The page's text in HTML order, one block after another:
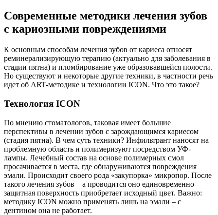
Современные методики лечения зубов
с кариозными повреждениями
К основным способам лечения зубов от кариеса относят
реминерализирующую терапию (актуально для заболевания в
стадии пятна) и пломбирование уже образовавшейся полости.
Но существуют и некоторые другие техники, в частности речь
идет об ART-методике и технологии ICON. Что это такое?
Технология ICON
По мнению стоматологов, таковая имеет большие
перспективы в лечении зубов с зарождающимся кариесом
(стадия пятна). В чем суть техники? Инфильтрант наносят на
проблемную область и полимеризуют посредством УФ-
лампы. Лечебный состав на основе полимерных смол
просачивается в места, где обнаруживаются повреждения
эмали. Происходит своего рода «закупорка» микропор. После
такого лечения зубов – а проводится оно единовременно –
защитная поверхность приобретает исходный цвет. Важно:
методику ICON можно применять лишь на эмали – с
дентином она не работает.